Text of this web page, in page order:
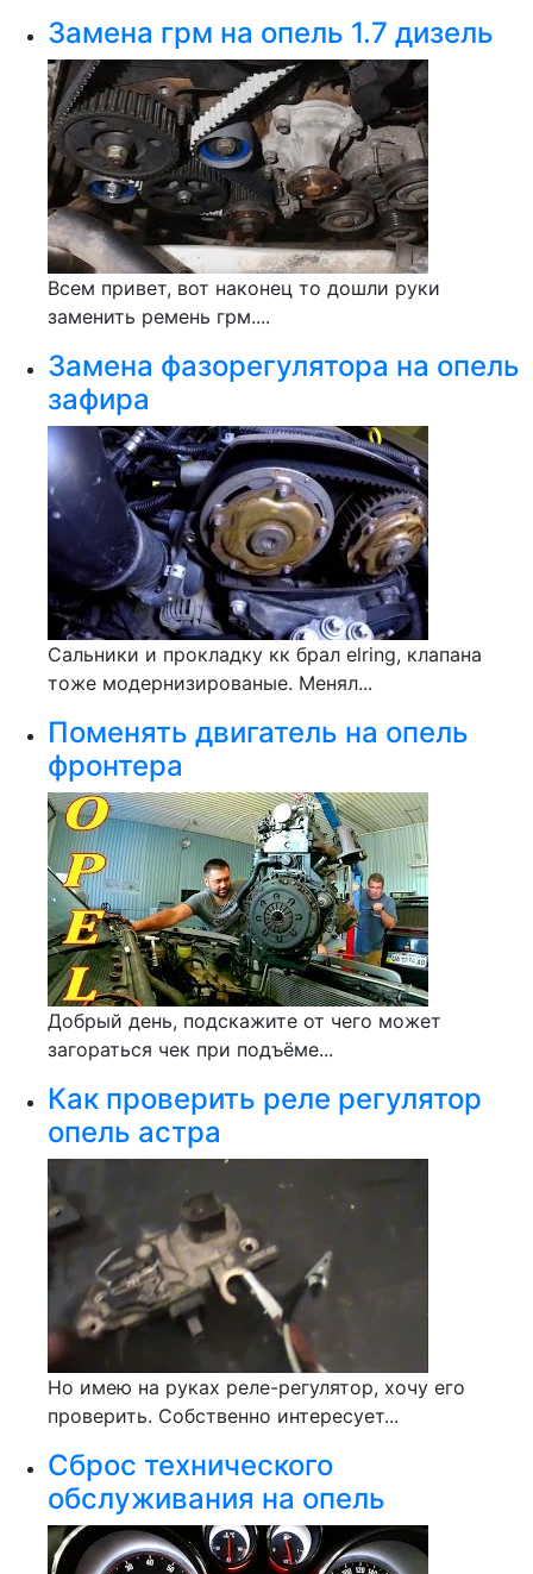
Замена грм на опель 1.7 дизель
Всем привет, вот наконец то дошли руки
заменить ремень грм....
Замена фазорегулятора на опель
зафира
Сальники и прокладку кк брал elring, клапана
тоже модернизированые. Менял...
Поменять двигатель на опель
фронтера
Добрый день, подскажите от чего может
загораться чек при подъёме...
Как проверить реле регулятор
опель астра
Но имею на руках реле-регулятор, хочу его
проверить. Собственно интересует...
Сброс технического
обслуживания на опель